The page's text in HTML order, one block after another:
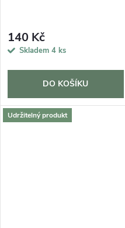
140 Kč
Skladem 4 ks
DO KOŠÍKU
Udržitelný produkt